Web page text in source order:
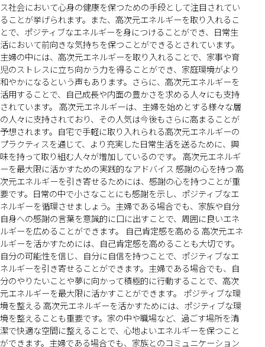
ス社会において心身の健康を保つための手段として注目されてい
ることが挙げられます。また、高次元エネルギーを取り入れるこ
とで、ポジティブなエネルギーを身につけることができ、日常生
活において前向きな気持ちを保つことができるとされています。
主婦の中には、高次元エネルギーを取り入れることで、家事や育
児のストレスに立ち向かう力を得ることができ、家庭環境がより
和やかになるという声もあります。さらに、高次元エネルギーを
活用することで、自己成長や内面の豊かさを求める人々にも支持
されています。 高次元エネルギーは、主婦を始めとする様々な層
の人々に支持されており、その人気は今後もさらに高まることが
予想されます。自宅で手軽に取り入れられる高次元エネルギーの
プラクティスを通じて、より充実した日常生活を送るために、興
味を持って取り組む人々が増加しているのです。 高次元エネルギ
ーを最大限に活かすための実践的なアドバイス 感謝の心を持つ 高
次元エネルギーを引き寄せるためには、感謝の心を持つことが重
要です。日常の中で小さなことにも感謝を示し、ポジティブなエ
ネルギーを循環させましょう。主婦である場合でも、家族や自分
自身への感謝の言葉を意識的に口に出すことで、周囲に良いエネ
ルギーを広めることができます。 自己肯定感を高める 高次元エネ
ルギーを活かすためには、自己肯定感を高めることも大切です。
自分の可能性を信じ、自分に自信を持つことで、ポジティブなエ
ネルギーを引き寄せることができます。主婦である場合でも、自
分のやりたいことや夢に向かって積極的に行動することで、高次
元エネルギーを最大限に活かすことができます。 ポジティブな環
境を整える 高次元エネルギーを活かすためには、ポジティブな環
境を整えることも重要です。家の中や職場など、過ごす場所を清
潔で快適な空間に整えることで、心地よいエネルギーを保つこと
ができます。主婦である場合でも、家族とのコミュニケーション